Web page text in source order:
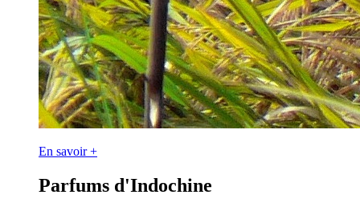
En savoir +
Parfums d'Indochine